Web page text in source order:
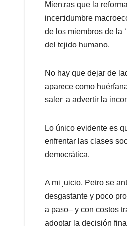
Mientras que la
incertidumbre
de los miembros de la
del tejido humano.
No hay que dejar de
aparece como
salen a advertir la
Lo único evidente es
enfrentar las clases
democrática.
A mi juicio, Petro se
desgastante y poco
a paso– y con costos
adoptar la decisión